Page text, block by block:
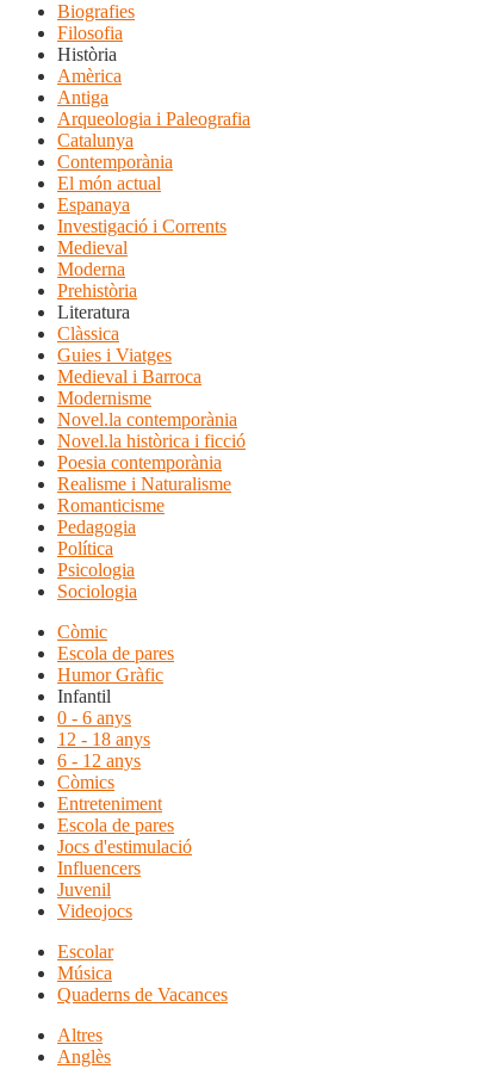
Biografies
Filosofia
Història
Amèrica
Antiga
Arqueologia i Paleografia
Catalunya
Contemporània
El món actual
Espanaya
Investigació i Corrents
Medieval
Moderna
Prehistòria
Literatura
Clàssica
Guies i Viatges
Medieval i Barroca
Modernisme
Novel.la contemporània
Novel.la històrica i ficció
Poesia contemporània
Realisme i Naturalisme
Romanticisme
Pedagogia
Política
Psicologia
Sociologia
Còmic
Escola de pares
Humor Gràfic
Infantil
0 - 6 anys
12 - 18 anys
6 - 12 anys
Còmics
Entreteniment
Escola de pares
Jocs d'estimulació
Influencers
Juvenil
Videojocs
Escolar
Música
Quaderns de Vacances
Altres
Anglès